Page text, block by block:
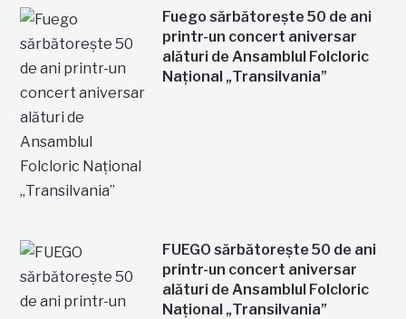
Fuego sărbătorește 50 de ani
printr-un concert aniversar
alături de Ansamblul Folcloric
Național „Transilvania”
FUEGO sărbătorește 50 de ani
printr-un concert aniversar
alături de Ansamblul Folcloric
Național „Transilvania”